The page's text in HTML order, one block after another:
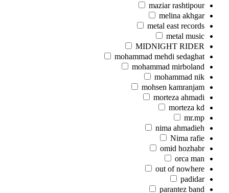
maziar rashtipour
melina akhgar
metal east records
metal music
MIDNIGHT RIDER
mohammad mehdi sedaghat
mohammad mirboland
mohammad nik
mohsen kamranjam
morteza ahmadi
morteza kd
mr.mp
nima ahmadieh
Nima rafie
omid hozhabr
orca man
out of nowhere
padidar
parantez band